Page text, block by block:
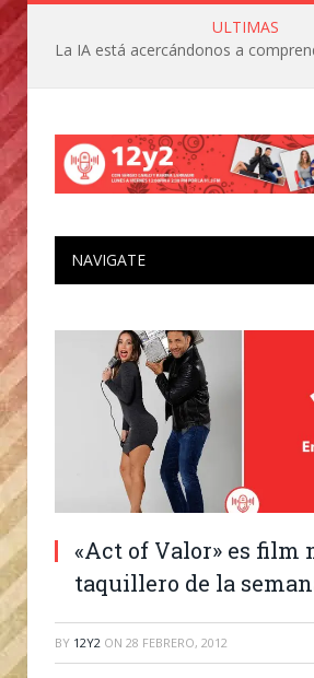
ULTIMAS
NAVIGATE
«Act of Valor» es film
taquillero de la
BY 12Y2 ON 28 FEBRERO, 2012